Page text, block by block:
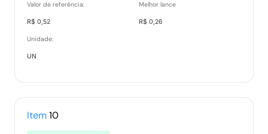
Valor de referência:
R$ 0,52
Melhor lance
R$ 0,26
Unidade:
UN
Item10